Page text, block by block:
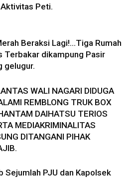
Peti.
Beraksi Lagi!…Tiga Rumah
Terbakar dikampung Pasir
gelugur.
WALI NAGARI DIDUGA
REMBLONG TRUK BOX
DAIHATSU TERIOS
MEDIAKRIMINALITAS
DITANGANI PIHAK
Sejumlah PJU dan Kapolsek